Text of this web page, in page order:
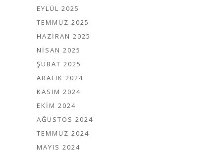
EYLÜL 2025
TEMMUZ 2025
HAZIRAN 2025
NISAN 2025
ŞUBAT 2025
ARALIK 2024
KASIM 2024
EKIM 2024
AĞUSTOS 2024
TEMMUZ 2024
MAYIS 2024